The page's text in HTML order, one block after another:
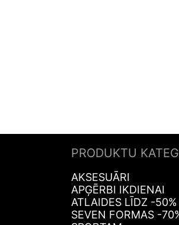
PRODUKTU
AKSESUĀRI
APĢĒRBI IKDIENAI
ATLAIDES LĪDZ -50%
SEVEN FORMAS -